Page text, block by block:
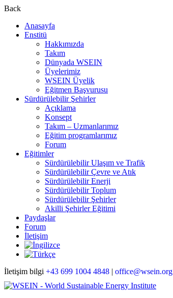
Back
Anasayfa
Enstitü
Hakkımızda
Takım
Dünyada WSEIN
Üyelerimiz
WSEIN Üyelik
Eğitmen Başvurusu
Sürdürülebilir Şehirler
Açıklama
Konsept
Takım – Uzmanlarımız
Eğitim programlarımız
Forum
Eğitimler
Sürdürülebilir Ulaşım ve Trafik
Sürdürülebilir Çevre ve Atık
Sürdürülebilir Enerji
Sürdürülebilir Toplum
Sürdürülebilir Şehirler
Akilli Şehirler Eğitimi
Paydaşlar
Forum
İletişim
İletişim bilgi +43 699 1004 4848 | office@wsein.org